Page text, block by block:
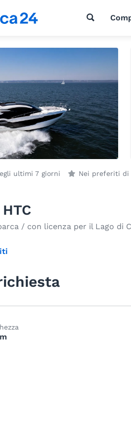
ultimi 7 giorni Nei preferiti di
/ con licenza per il Lago di